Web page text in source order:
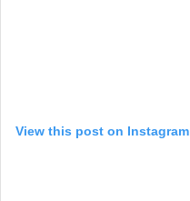
View this post on Instagram